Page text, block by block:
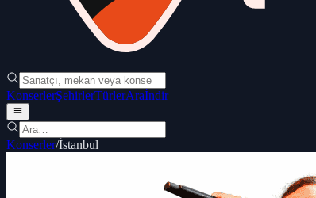
KonserlerŞehirlerTürlerAraİndir
Konserler/İstanbul